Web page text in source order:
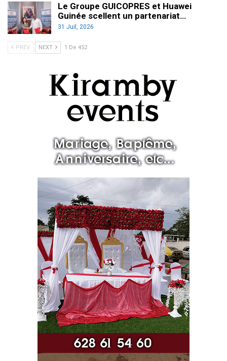
Le Groupe GUICOPRES et Huawei
Guinée scellent un partenariat…
31 Juil, 2026
PREV NEXT 1 De 452